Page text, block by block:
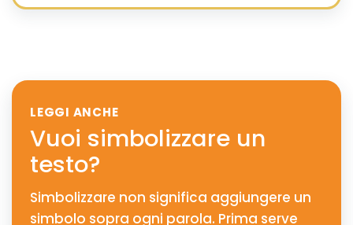
LEGGI ANCHE
Vuoi simbolizzare un
testo?
Simbolizzare non significa aggiungere un
simbolo sopra ogni parola. Prima serve